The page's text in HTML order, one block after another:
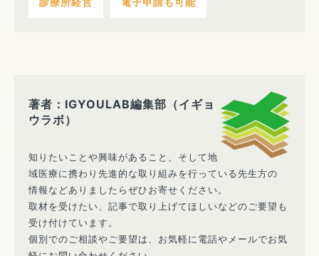
著者：IGYOULAB編集部（イギョ
ウラボ）
知りたいことや興味があること、そして地
域医療に携わり先進的な取り組みを行っている先生方の
情報などありましたらぜひお寄せください。
取材を受けたい、記事で取り上げてほしいなどのご要望も
受け付けています。
個別でのご相談やご要望は、お気軽に電話やメールでお気